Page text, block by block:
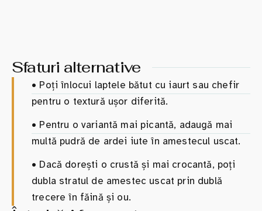
Sfaturi alternative
• Poți înlocui laptele bătut cu iaurt sau chefir
pentru o textură ușor diferită.
• Pentru o variantă mai picantă, adaugă mai
multă pudră de ardei iute în amestecul uscat.
• Dacă dorești o crustă și mai crocantă, poți
dubla stratul de amestec uscat prin dublă
trecere în făină și ou.